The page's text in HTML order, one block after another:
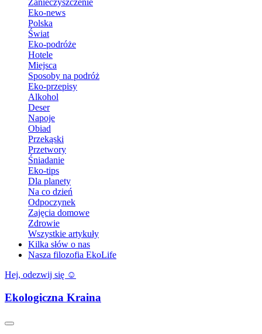
Zanieczyszczenie
Eko-news
Polska
Świat
Eko-podróże
Hotele
Miejsca
Sposoby na podróż
Eko-przepisy
Alkohol
Deser
Napoje
Obiad
Przekąski
Przetwory
Śniadanie
Eko-tips
Dla planety
Na co dzień
Odpoczynek
Zajęcia domowe
Zdrowie
Wszystkie artykuły
Kilka słów o nas
Nasza filozofia EkoLife
Hej, odezwij się ☺️
Ekologiczna Kraina